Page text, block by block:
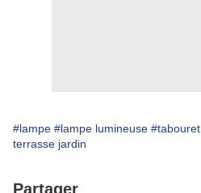
#lampe #lampe lumineuse #tabouret
terrasse jardin
Partager